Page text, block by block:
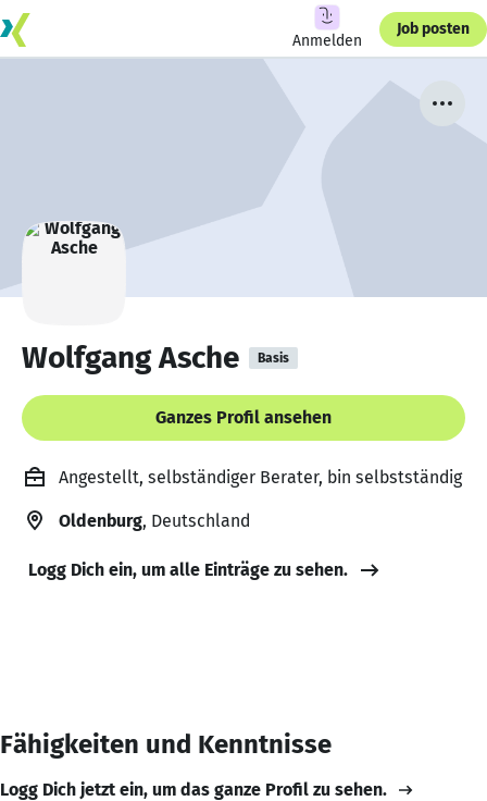
Anmelden
Job posten
Wolfgang Asche Basis
Ganzes Profil ansehen
Angestellt, selbständiger Berater, bin selbstständig
Oldenburg, Deutschland
Logg Dich ein, um alle Einträge zu sehen.
Fähigkeiten und Kenntnisse
Logg Dich jetzt ein, um das ganze Profil zu sehen.